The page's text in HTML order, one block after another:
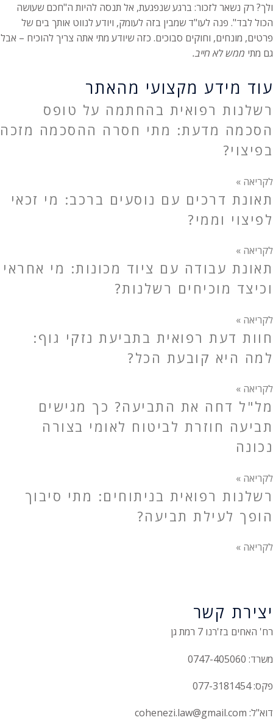
ולך? רק נשאר לזכור: ברגע שנפגעת, אל תנסה להיות ה"חכם שעושה
הכול לבד". פנה לעו"ד שמבין בזה לעומק, ויודע לנווט אותך בים של
פרטים, מונחים, וחוקים סבוכים. כזה שיודע מתי אתה צריך להוכיח – אבל
גם מתי ממש לא חייב.
עוד מידע מקצועי מהאתר
רשלנות רפואית בהחתמה על טופס
הסכמה מדעת: מתי חסרה ההסכמה מזכה
בפיצוי?
לקריאה »
תאונת דרכים עם נוסעים ברכב: מי זכאי
לפיצוי וממי?
לקריאה »
תאונת עבודה עם ציוד מכונות: מי אחראי
וכיצד מוכיחים רשלנות?
לקריאה »
חוות דעת רפואית בתביעת נזקי גוף:
למה היא קובעת הכל?
לקריאה »
מל"ל דחה את התביעה? כך מגישים
תביעה חוזרת לביטוח לאומי בצורה
נכונה
לקריאה »
רשלנות רפואית בניתוחים: מתי סיבוך
הופך לעילת תביעה?
לקריאה »
יצירת קשר
רח' האחים בז'רנו 7 רמת גן
משרד: 0747-405060
פקס: 077-3181454
דוא"ל: cohenezi.law@gmail.com